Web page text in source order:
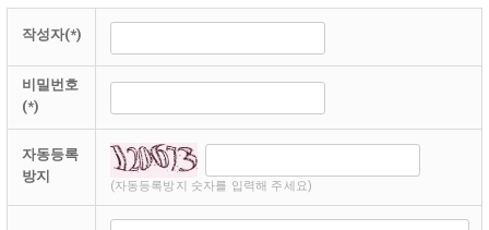
작성자(*)
비밀번호
(*)
자동등록
방지
(자동등록방지 숫자를 입력해 주세요)